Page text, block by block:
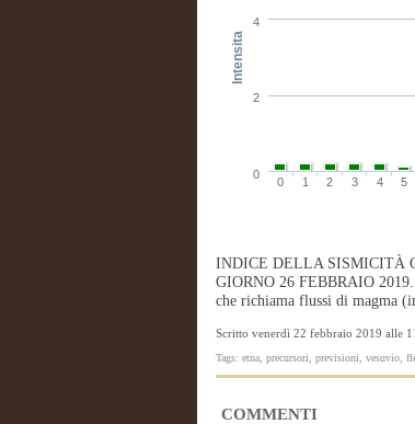
Intensita
0 1 2 3 4 5
0
2
4
INDICE DELLA SISMICITÀ
GIORNO 26 FEBBRAIO
che richiama flussi di magma
Scritto venerdì 22 febbraio 2019 alle
Tags: etna, precursori, previsioni, vesuvio,
COMMENTI